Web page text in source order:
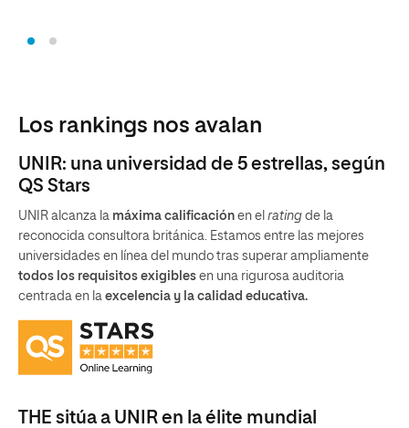
Los rankings nos avalan
UNIR: una universidad de 5 estrellas, según
QS Stars
UNIR alcanza la máxima calificación en el rating de la
reconocida consultora británica. Estamos entre las mejores
universidades en línea del mundo tras superar ampliamente
todos los requisitos exigibles en una rigurosa auditoria
centrada en la excelencia y la calidad educativa.
THE sitúa a UNIR en la élite mundial